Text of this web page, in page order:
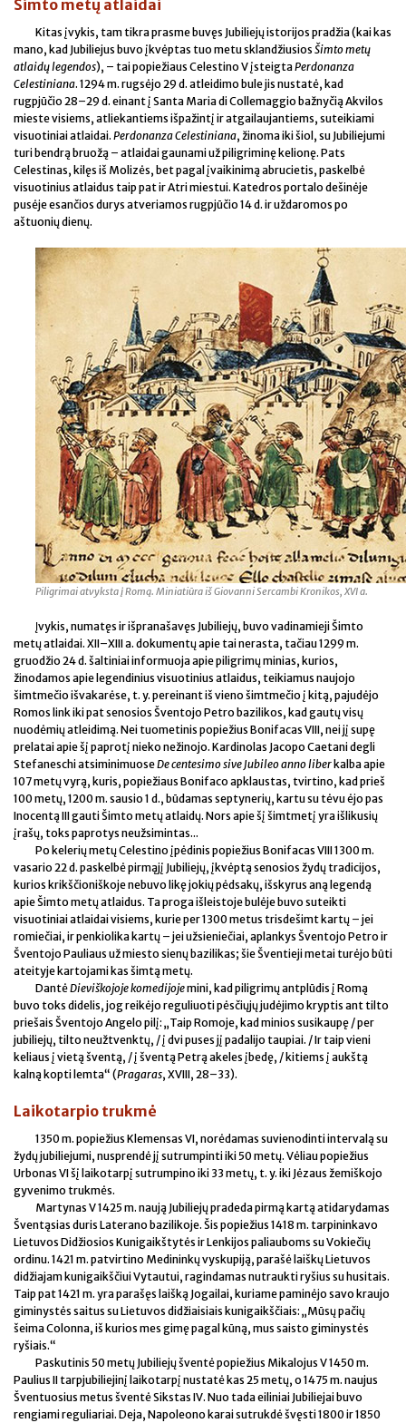
Šimto metų atlaidai
Kitas įvykis, tam tikra prasme buvęs Jubiliejų istorijos pradžia (kai kas
mano, kad Jubiliejus buvo įkvėptas tuo metu sklandžiusios Šimto metų
atlaidų legendos), – tai popiežiaus Celestino V įsteigtaPerdonanza
Celestiniana. 1294 m. rugsėjo 29 d. atleidimo bule jis nustatė, kad
rugpjūčio 28–29 d. einant į Santa Maria di Collemaggio bažnyčią Akvilos
mieste visiems, atliekantiems išpažintį ir atgailaujantiems, suteikiami
visuotiniai atlaidai. Perdonanza Celestiniana, žinoma iki šiol, su Jubiliejumi
turi bendrą bruožą – atlaidai gaunami už piligriminę kelionę. Pats
Celestinas, kilęs iš Molizės, bet pagal įvaikinimą abrucietis, paskelbė
visuotinius atlaidus taip pat ir Atri miestui. Katedros portalo dešinėje
pusėje esančios durys atveriamos rugpjūčio 14 d. ir uždaromos po
aštuonių dienų.
Piligrimai atvyksta į Romą. Miniatiūra iš Giovanni Sercambi Kronikos, XVI a.
Įvykis, numatęs ir išpranašavęs Jubiliejų, buvo vadinamieji Šimto
metų atlaidai. XII–XIII a. dokumentų apie tai nerasta, tačiau 1299 m.
gruodžio 24 d. šaltiniai informuoja apie piligrimų minias, kurios,
žinodamos apie legendinius visuotinius atlaidus, teikiamus naujojo
šimtmečio išvakarėse, t. y. pereinant iš vieno šimtmečio į kitą, pajudėjo
Romos link iki pat senosios Šventojo Petro bazilikos, kad gautų visų
nuodėmių atleidimą. Nei tuometinis popiežius Bonifacas VIII, nei jį supę
prelatai apie šį paprotį nieko nežinojo. Kardinolas Jacopo Caetani degli
Stefaneschi atsiminimuoseDe centesimo sive Jubileo anno liberkalba apie
107 metų vyrą, kuris, popiežiaus Bonifaco apklaustas, tvirtino, kad prieš
100 metų, 1200 m. sausio 1 d., būdamas septynerių, kartu su tėvu ėjo pas
Inocentą III gauti Šimto metų atlaidų. Nors apie šį šimtmetį yra išlikusių
įrašų, toks paprotys neužsimintas...
Po kelerių metų Celestino įpėdinis popiežius Bonifacas VIII 1300 m.
vasario 22 d. paskelbė pirmąjį Jubiliejų, įkvėptą senosios žydų tradicijos,
kurios krikščioniškoje nebuvo likę jokių pėdsakų, išskyrus aną legendą
apie Šimto metų atlaidus. Ta proga išleistoje bulėje buvo suteikti
visuotiniai atlaidai visiems, kurie per 1300 metus trisdešimt kartų – jei
romiečiai, ir penkiolika kartų – jei užsieniečiai, aplankys Šventojo Petro ir
Šventojo Pauliaus už miesto sienų bazilikas; šie Šventieji metai turėjo būti
ateityje kartojami kas šimtą metų.
DantėDieviškojoje komedijojemini, kad piligrimų antplūdis į Romą
buvo toks didelis, jog reikėjo reguliuoti pėsčiųjų judėjimo kryptis ant tilto
priešais Šventojo Angelo pilį: „Taip Romoje, kad minios susikaupę / per
jubiliejų, tilto neužtvenktų, / į dvi puses jį padalijo taupiai. / Ir taip vieni
keliaus į vietą šventą, / į šventą Petrą akeles įbedę, / kitiems į aukštą
kalną kopti lemta“ (Pragaras, XVIII, 28–33).
Laikotarpio trukmė
1350 m. popiežius Klemensas VI, norėdamas suvienodinti intervalą su
žydų jubiliejumi, nusprendė jį sutrumpinti iki 50 metų. Vėliau popiežius
Urbonas VI šį laikotarpį sutrumpino iki 33 metų, t. y. iki Jėzaus žemiškojo
gyvenimo trukmės.
Martynas V 1425 m. naują Jubiliejų pradeda pirmą kartą atidarydamas
Šventąsias duris Laterano bazilikoje. Šis popiežius 1418 m. tarpininkavo
Lietuvos Didžiosios Kunigaikštytės ir Lenkijos paliauboms su Vokiečių
ordinu. 1421 m. patvirtino Medininkų vyskupiją, parašė laiškų Lietuvos
didžiajam kunigaikščiui Vytautui, ragindamas nutraukti ryšius su husitais.
Taip pat 1421 m. yra parašęs laišką Jogailai, kuriame paminėjo savo kraujo
giminystės saitus su Lietuvos didžiaisiais kunigaikščiais: „Mūsų pačių
šeima Colonna, iš kurios mes gimę pagal kūną, mus saisto giminystės
ryšiais.“
Paskutinis 50 metų Jubiliejų šventė popiežius Mikalojus V 1450 m.
Paulius II tarpjubiliejinį laikotarpį nustatė kas 25 metų, o 1475 m. naujus
Šventuosius metus šventė Sikstas IV. Nuo tada eiliniai Jubiliejai buvo
rengiami reguliariai. Deja, Napoleono karai sutrukdė švęsti 1800 ir 1850